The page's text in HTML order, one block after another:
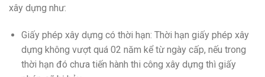
xây dựng như:
Giấy phép xây dựng có thời hạn: Thời hạn giấy phép xây
dựng không vượt quá 02 năm kể từ ngày cấp, nếu trong
thời hạn đó chưa tiến hành thi công xây dựng thì giấy